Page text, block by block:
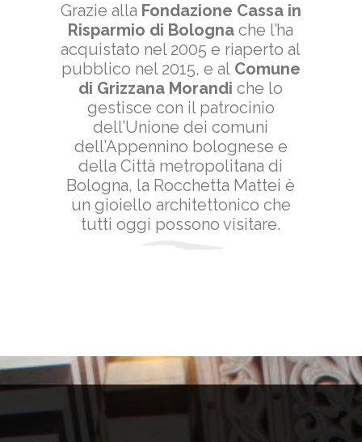
Grazie alla Fondazione Cassa in
Risparmio di Bolognache l’ha
acquistato nel 2005 e riaperto al
pubblico nel 2015, e alComune
di Grizzana Morandi che lo
gestisce con il patrocinio
dell’Unione dei comuni
dell’Appennino bolognese e
della Città metropolitana di
Bologna, la Rocchetta Mattei è
un gioiello architettonico che
tutti oggi possono visitare.